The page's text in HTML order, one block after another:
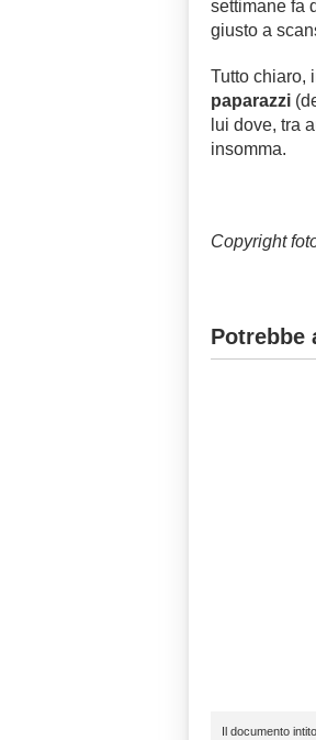
settimane fa
giusto a
Tutto chiaro,
paparazzi
lui dove, tra
insomma.
Copyright
Potrebbe
Il documento